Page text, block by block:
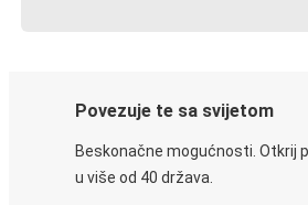
Povezuje te sa svijetom
Beskonačne mogućnosti. Otkrij
u više od 40 država.